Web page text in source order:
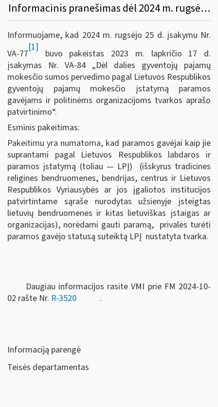
Informacinis pranešimas dėl 2024 m. rugsėjo 25 d. įsakymo Nr. VA-77 „Dėl VMI prie FM viršininko 2023 m. lapkričio 17 d. įsakymo Nr. VA-84 „Dėl dalies GPM sumos pervedimo pagal LR gyventojų pajamų mokesčio įstatymą paramos gavėjams ir politinėms organizacijoms tvarkos aprašo patvirtinimo“ pakeitimo
Informuojame, kad 2024 m. rugsėjo 25 d. įsakymu Nr.
VA-77
[1]
buvo pakeistas 2023 m. lapkričio 17 d.
įsakymas Nr. VA-84 „Dėl dalies gyventojų pajamų
mokesčio sumos pervedimo pagal Lietuvos Respublikos
gyventojų pajamų mokesčio įstatymą paramos
gavėjams ir politinėms organizacijoms tvarkos aprašo
patvirtinimo“.
Esminis pakeitimas:
Pakeitimu yra numatoma, kad paramos gavėjai kaip jie
suprantami pagal Lietuvos Respublikos labdaros ir
paramos įstatymą (toliau — LPĮ) (išskyrus tradicines
religines bendruomenes, bendrijas, centrus ir Lietuvos
Respublikos Vyriausybės ar jos įgaliotos institucijos
patvirtintame sąraše nurodytas užsienyje įsteigtas
lietuvių bendruomenes ir kitas lietuviškas įstaigas ar
organizacijas), norėdami gauti paramą, privalės turėti
paramos gavėjo statusą suteiktą LPĮ nustatyta tvarka.
Daugiau informacijos rasite VMI prie FM 2024-10-
02 rašte Nr. R-3520 .
Informaciją parengė
Teisės departamentas